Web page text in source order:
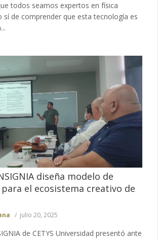
todos seamos expertos en física
sí de comprender que esta tecnología es
diseña modelo de
el ecosistema creativo de
julio 20, 2025
de CETYS Universidad presentó ante